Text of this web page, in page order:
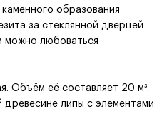
образования
за стеклянной дверцей
можно любоваться
Объём её составляет 20 м³.
древесине липы с элементами